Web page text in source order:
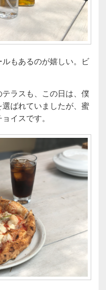
もあるのが嬉しい。ビ
ラスも、この日は、僕
ばれていましたが、蜜
イスです。